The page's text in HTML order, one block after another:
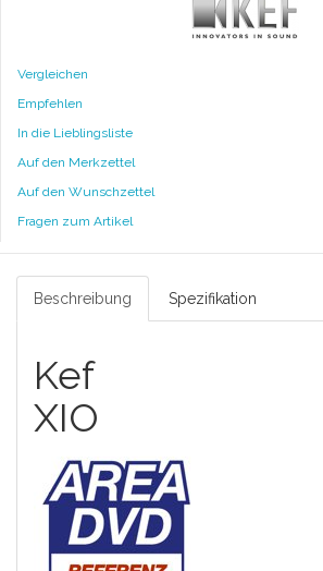
Vergleichen
Empfehlen
In die Lieblingsliste
Auf den Merkzettel
Auf den Wunschzettel
Fragen zum Artikel
Beschreibung Spezifikation
Kef